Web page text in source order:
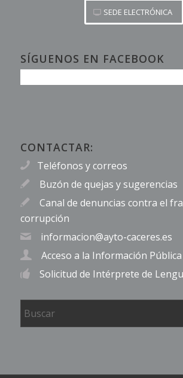
SEDE ELECTRÓNICA
SÍGUENOS EN FACEBOOK
CONTACTAR:
Teléfonos y correos
Buzón de quejas y sugerencias
Canal de denuncias contra el
corrupción
informacion@ayto-caceres.es
Acceso a la Información Pública
Solicitud de Intérprete de